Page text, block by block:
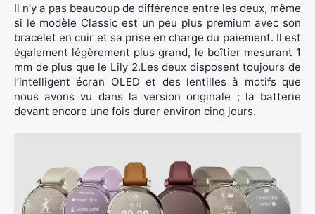
Il n’y a pas beaucoup de différence entre les deux, même
si le modèle Classic est un peu plus premium avec son
bracelet en cuir et sa prise en charge du paiement. Il est
également légèrement plus grand, le boîtier mesurant 1
mm de plus que le Lily 2.Les deux disposent toujours de
l’intelligent écran OLED et des lentilles à motifs que
nous avons vu dans la version originale ; la batterie
devant encore une fois durer environ cinq jours.